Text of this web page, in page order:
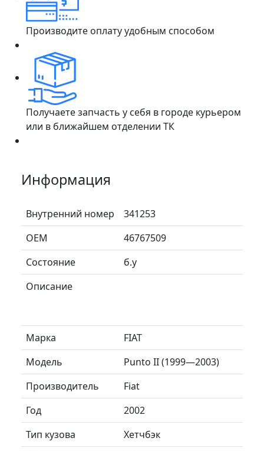
Производите оплату удобным способом
Получаете запчасть у себя в городе курьером
или в ближайшем отделении ТК
Информация
Внутренний номер
341253
ОЕМ
46767509
Состояние
б.у
Описание
Марка
FIAT
Модель
Punto II (1999—2003)
Производитель
Fiat
Год
2002
Тип кузова
Хетчбэк